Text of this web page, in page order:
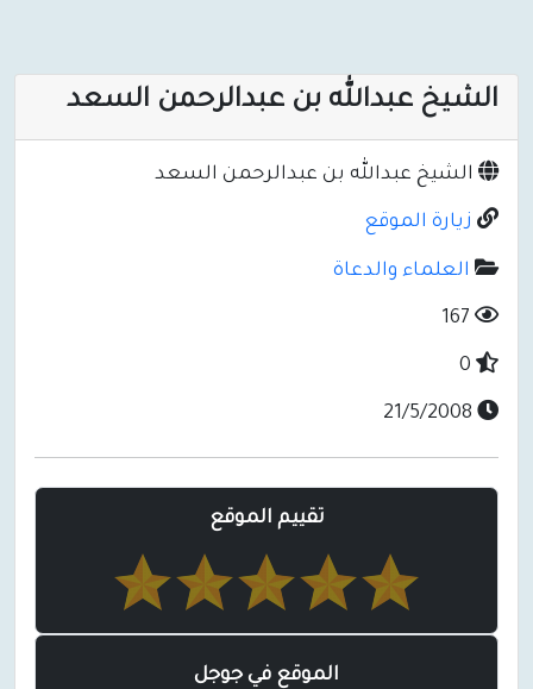
الشيخ عبدالله بن عبدالرحمن السعد
الشيخ عبدالله بن عبدالرحمن السعد
زيارة الموقع
العلماء والدعاة
تقييم الموقع
الموقع في جوجل